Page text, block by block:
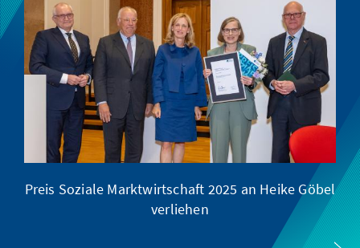
Preis Soziale Marktwirtschaft 2025 an Heike Göbel
verliehen